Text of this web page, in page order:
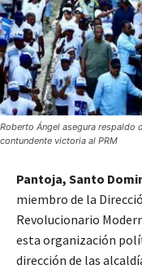
Roberto Ángel asegura respaldo
contundente victoria al PRM
Pantoja, Santo
miembro de la
Revolucionario
esta organización
dirección de las